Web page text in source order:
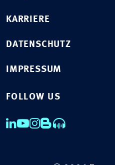
KARRIERE
DATENSCHUTZ
IMPRESSUM
FOLLOW US